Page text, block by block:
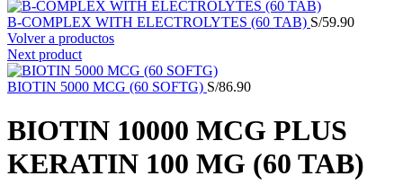
B-COMPLEX WITH ELECTROLYTES (60 TAB) S/59.90
Volver a productos
Next product
BIOTIN 5000 MCG (60 SOFTG) S/86.90
BIOTIN 10000 MCG PLUS
KERATIN 100 MG (60 TAB)